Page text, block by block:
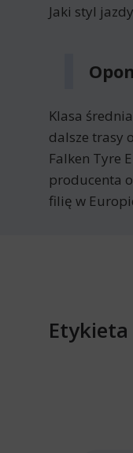
Jaki styl
Klasa
dalsze trasy
Falken Tyre
producenta
filię w
Etykieta